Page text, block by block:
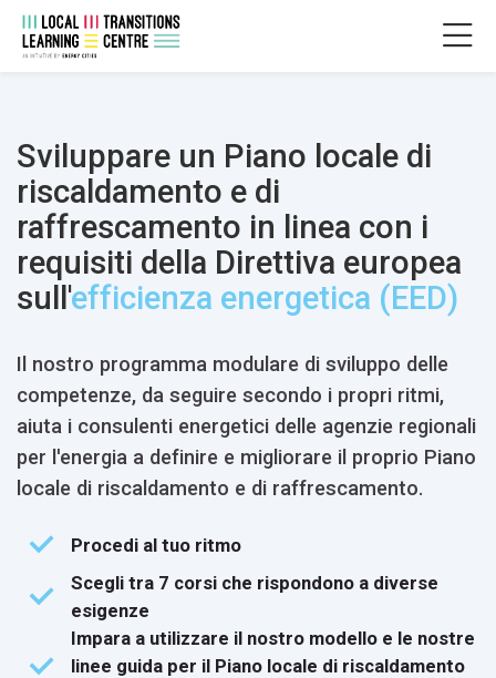
Skip to navigation
Skip to login form
Vai al contenuto principale
Skip to accessibility options
Skip to footer
Skip accessibility options
Corsi
Fossil free cities
ESCALATE
ESCALATE LEARNING PROGRAMME
Sviluppare un Piano locale di
riscaldamento e di
raffrescamento in linea con i
requisiti della Direttiva europea
sull'efficienza energetica (EED)
Il nostro programma modulare di sviluppo delle
competenze, da seguire secondo i propri ritmi,
aiuta i consulenti energetici delle agenzie regionali
per l'energia a definire e migliorare il proprio Piano
locale di riscaldamento e di raffrescamento.
Procedi al tuo ritmo
Scegli tra 7 corsi che rispondono a diverse
esigenze
Impara a utilizzare il nostro modello e le nostre
linee guida per il Piano locale di riscaldamento